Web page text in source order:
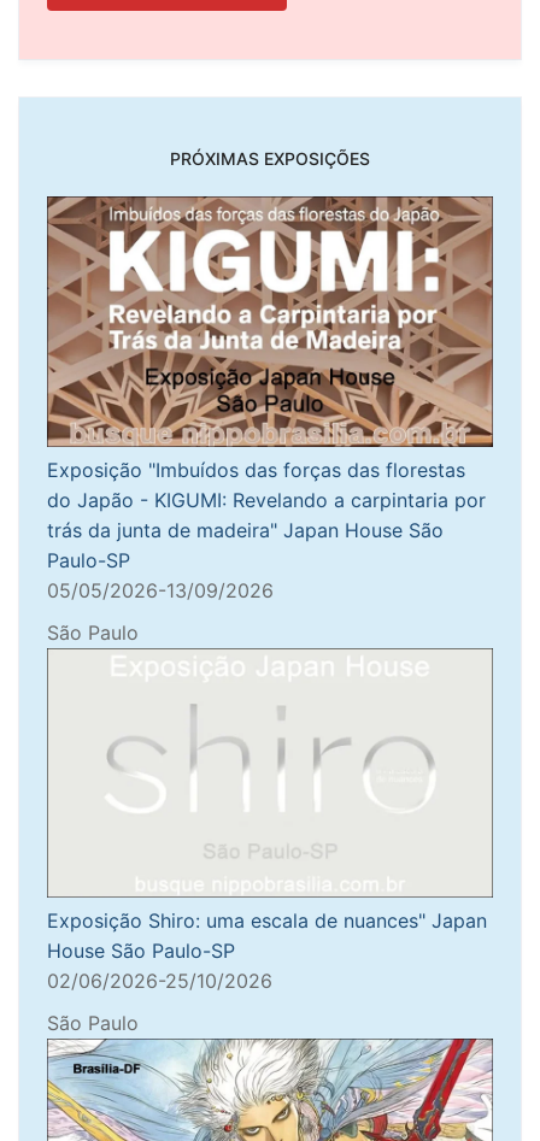
PRÓXIMAS EXPOSIÇÕES
Exposição "Imbuídos das forças das florestas
do Japão - KIGUMI: Revelando a carpintaria por
trás da junta de madeira" Japan House São
Paulo-SP
05/05/2026-13/09/2026
São Paulo
Exposição Shiro: uma escala de nuances" Japan
House São Paulo-SP
02/06/2026-25/10/2026
São Paulo